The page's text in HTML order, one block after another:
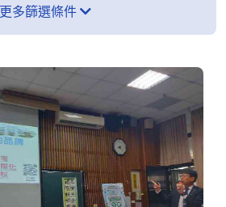
更多篩選條件